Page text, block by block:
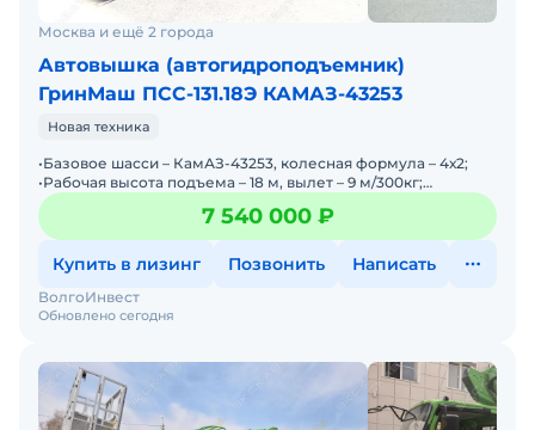
Москва и ещё 2 города
Автовышка (автогидроподъемник)
ГринМаш ПСС-131.18Э КАМАЗ-43253
Новая техника
•Базовое шасси – КамАЗ-43253, колесная формула – 4х2;
•Рабочая высота подъема – 18 м, вылет – 9 м/300кг;
13м/120кг; •Грузоподъемность рабочей платформы – 300
7 540 000 ₽
Купить в лизинг Позвонить Написать
Обновлено сегодня
ВолгоИнвест